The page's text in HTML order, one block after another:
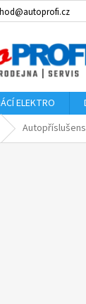
ELEKTRO